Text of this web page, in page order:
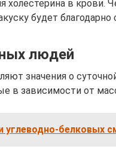
в крови.
будет благодарно
людей
значения о
в зависимости от
углеводно-белковых